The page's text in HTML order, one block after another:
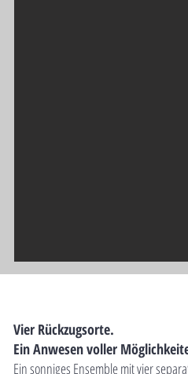
Vier Rückzugsorte.
Ein Anwesen voller
Ein sonniges Ensemble mit vier